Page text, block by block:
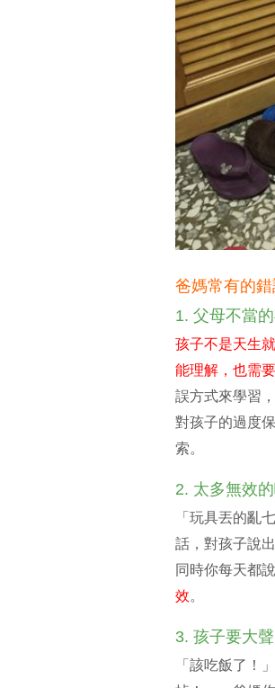
爸媽常有的
1. 父母不當
孩子不是天生
能理解，也需
誤方式來學習
對孩子的過度
索。
2. 太多無效的
「玩具丟的亂
話，對孩子說
同時你每天都
效。
3. 孩子要大
「該吃飯了！